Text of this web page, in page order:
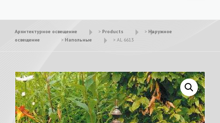
Архитектурное освещение > Products > Наружное
освещение
> Напольные > AL 6613